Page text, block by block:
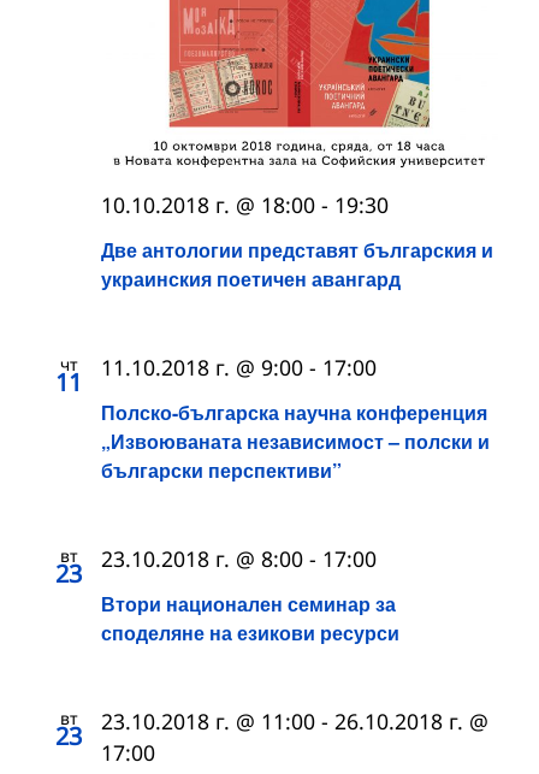
Две антологии представят българския и
украинския поетичен авангард
10.10.2018 г. @ 18:00 - 19:30
чт
11
Полско-българска научна конференция
„Извоюваната независимост – полски и
български перспективи”
11.10.2018 г. @ 9:00 - 17:00
вт
23
Втори национален семинар за
споделяне на езикови ресурси
23.10.2018 г. @ 8:00 - 17:00
вт
23 23.10.2018 г. @ 11:00 - 26.10.2018 г. @
17:00